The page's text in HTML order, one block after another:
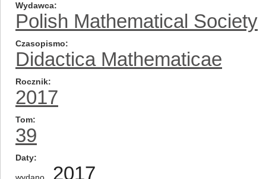
Wydawca
Polish Mathematical Society
Czasopismo
Didactica Mathematicae
Rocznik
2017
Tom
39
Daty
2017